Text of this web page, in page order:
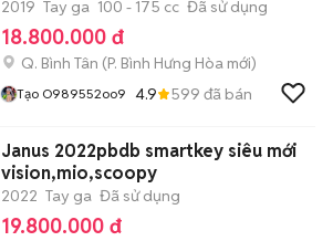
2019 Tay ga 100 - 175 cc Đã sử dụng
18.800.000 đ
Q. Bình Tân (P. Bình Hưng Hòa mới)
Tạo O989552oo9 4.9 599 đã bán
Janus 2022pbdb smartkey siêu mới
vision,mio,scoopy
2022 Tay ga Đã sử dụng
19.800.000 đ